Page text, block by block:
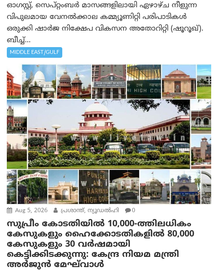
ഓഗസ്റ്റ്, സെപ്റ്റംബർ മാസങ്ങളിലായി ഏഴാഴ്ച നീളുന്ന
വിപുലമായ വേനൽക്കാല കമ്മ്യൂണിറ്റി പരിപാടികൾ
ഒരുക്കി ഷാർജ നിക്ഷേപ വികസന അതോറിറ്റി (ഷൂറൂഖ്).
ബീച്ച്...
MIDDLE EAST/GULF
Aug 5, 2026 പ്രശാന്ത്, ന്യൂഡല്‍ഹി 0
സുപ്രീം കോടതിയിൽ 10,000-ത്തിലധികം
കേസുകളും ഹൈക്കോടതികളിൽ 80,000
കേസുകളും 30 വർഷമായി
കെട്ടിക്കിടക്കുന്നു: കേന്ദ്ര നിയമ മന്ത്രി
അര്‍ജുന്‍ മേഘ്‌വാള്‍